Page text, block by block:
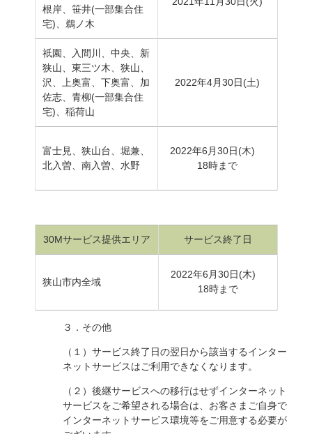
根岸、笹井(一部集合住
宅) 、鵜ノ木
祇園、入間川、中央、新
狭山、東三ツ木、狭山、
沢、上奥富、下奥富、加
佐志、青柳(一部集合住
宅) 、稲荷山
2022年4月30日(土)
富士見、狭山台、堀兼、
北入曽、南入曽、水野
2022年6月30日(木)
18時まで
30Mサービス提供エリア サービス終了日
狭山市内全域
2022年6月30日(木)
18時まで
３．その他
（１）サービス終了日の翌日から該当するインター
ネットサービスはご利用できなくなります。
（２）後継サービスへの移行はせずインターネット
サービスをご希望される場合は、お客さまご自身で
インターネットサービス環境等をご用意する必要が